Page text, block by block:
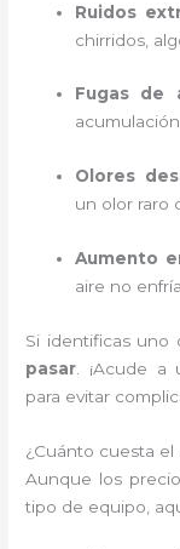
Ruidos
chirridos,
Fugas de
Olores
un olor raro
Aumento
aire no
Si identificas uno
pasar . ¡Acude
para evitar
¿Cuánto cuesta
Aunque los
tipo de equipo,